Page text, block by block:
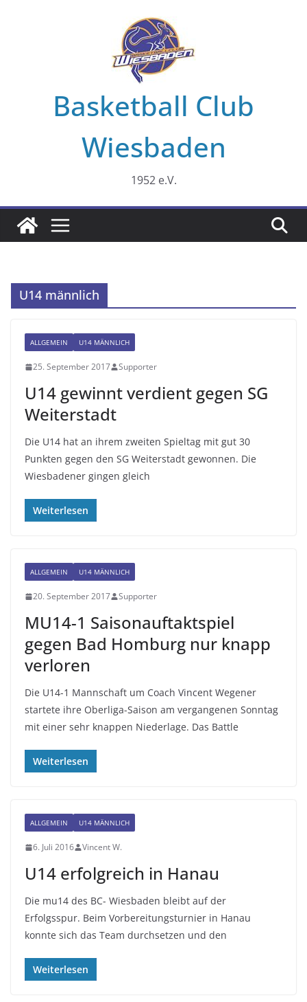
Basketball Club
Wiesbaden
1952 e.V.
U14 männlich
ALLGEMEIN U14 MÄNNLICH
25. September 2017 Supporter
U14 gewinnt verdient gegen SG
Weiterstadt
Die U14 hat an ihrem zweiten Spieltag mit gut 30
Punkten gegen den SG Weiterstadt gewonnen. Die
Wiesbadener gingen gleich
Weiterlesen
ALLGEMEIN U14 MÄNNLICH
20. September 2017 Supporter
MU14-1 Saisonauftaktspiel
gegen Bad Homburg nur knapp
verloren
Die U14-1 Mannschaft um Coach Vincent Wegener
startete ihre Oberliga-Saison am vergangenen Sonntag
mit einer sehr knappen Niederlage. Das Battle
Weiterlesen
ALLGEMEIN U14 MÄNNLICH
6. Juli 2016 Vincent W.
U14 erfolgreich in Hanau
Die mu14 des BC- Wiesbaden bleibt auf der
Erfolgsspur. Beim Vorbereitungsturnier in Hanau
konnte sich das Team durchsetzen und den
Weiterlesen